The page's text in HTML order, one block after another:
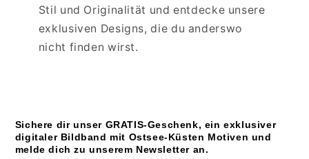
Stil und Originalität und entdecke unsere
exklusiven Designs, die du anderswo
nicht finden wirst.
Sichere dir unser GRATIS-Geschenk, ein exklusiver
digitaler Bildband mit Ostsee-Küsten Motiven und
melde dich zu unserem Newsletter an.